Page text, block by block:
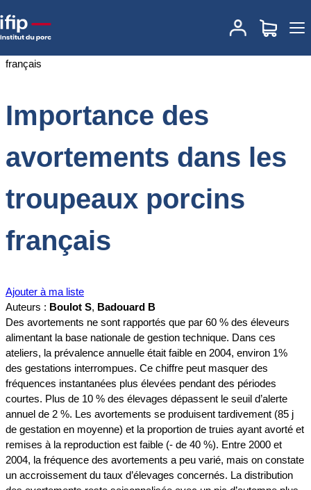
Accueil
Importance des avortements dans les
troupeaux porcins français
Importance des
avortements dans les
troupeaux porcins
français
Ajouter à ma liste
Auteurs : Boulot S, Badouard B
Des avortements ne sont rapportés que par 60 % des éleveurs
alimentant la base nationale de gestion technique. Dans ces
ateliers, la prévalence annuelle était faible en 2004, environ 1%
des gestations interrompues. Ce chiffre peut masquer des
fréquences instantanées plus élevées pendant des périodes
courtes. Plus de 10 % des élevages dépassent le seuil d’alerte
annuel de 2 %. Les avortements se produisent tardivement (85 j
de gestation en moyenne) et la proportion de truies ayant avorté et
remises à la reproduction est faible (- de 40 %). Entre 2000 et
2004, la fréquence des avortements a peu varié, mais on constate
un accroissement du taux d’élevages concernés. La distribution